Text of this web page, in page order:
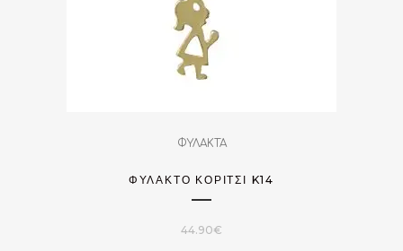
ΦΥΛΑΚΤΑ
ΦΥΛΑΚΤΌ ΚΟΡΊΤΣΙ K14
44.90€